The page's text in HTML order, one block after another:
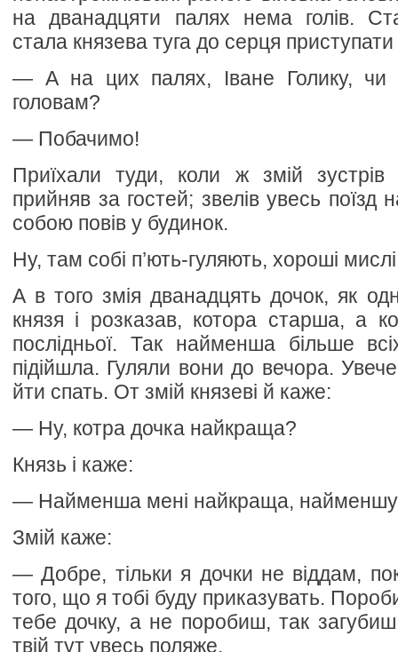
на дванадцяти палях нема голів.
стала князева туга до серця приступати
— А на цих палях, Іване Голику, чи
головам?
— Побачимо!
Приїхали туди, коли ж змій
прийняв за гостей; звелів увесь поїзд
собою повів у будинок.
Ну, там собі п’ють-гуляють, хороші
А в того змія дванадцять дочок, як
князя і розказав, котора старша, а
послідньої. Так найменша більше
підійшла. Гуляли вони до вечора.
йти спать. От змій князеві й каже:
— Ну, котра дочка найкраща?
Князь і каже:
— Найменша мені найкраща, найменшу
Змій каже:
— Добре, тільки я дочки не віддам,
того, що я тобі буду приказувать.
тебе дочку, а не поробиш, так загубиш
твій тут увесь поляже.